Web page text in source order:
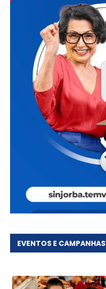
EVENTOS E CAMPANHAS